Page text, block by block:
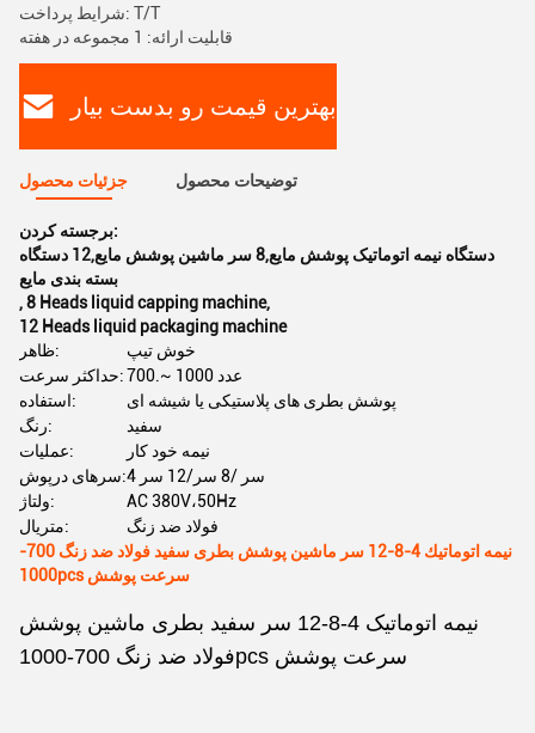
شرایط پرداخت: T/T
قابلیت ارائه: 1 مجموعه در هفته
بهترین قیمت رو بدست بیار
جزئیات محصول توضیحات محصول
برجسته کردن:
دستگاه نیمه اتوماتیک پوشش مایع,8 سر ماشین پوشش مایع,12 دستگاه
بسته بندی مایع
,8 Heads liquid capping machine,
12 Heads liquid packaging machine
ظاهر:
خوش تیپ
حداکثر سرعت:
700.~ 1000 عدد
استفاده:
پوشش بطری های پلاستیکی یا شیشه ای
رنگ:
سفید
عملیات:
نیمه خود کار
سرهای درپوش:
4 سر /8 سر/12 سر
ولتاژ:
AC 380V،50Hz
متریال:
فولاد ضد زنگ
نیمه اتوماتيك 4-8-12 سر ماشین پوشش بطری سفید فولاد ضد زنگ 700-
1000pcs سرعت پوشش
نیمه اتوماتیک 4-8-12 سر سفید بطری ماشین پوشش
فولاد ضد زنگ 700-1000pcs سرعت پوشش